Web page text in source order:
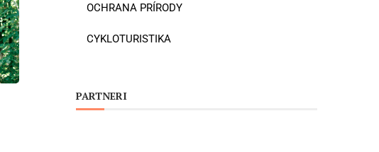
OCHRANA PRÍRODY
CYKLOTURISTIKA
PARTNERI